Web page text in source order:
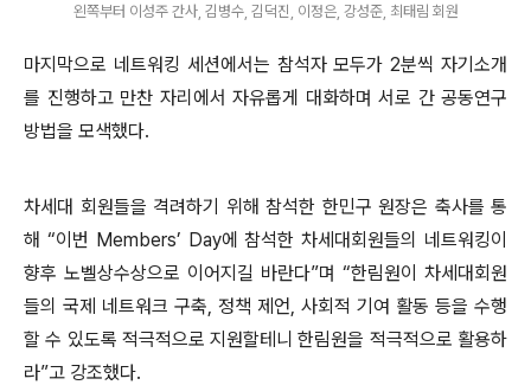
왼쪽부터 이성주 간사, 김병수, 김덕진, 이정은, 강성준, 최태림 회원
마지막으로 네트워킹 세션에서는 참석자 모두가 2분씩 자기소개
를 진행하고 만찬 자리에서 자유롭게 대화하며 서로 간 공동연구
방법을 모색했다.
차세대 회원들을 격려하기 위해 참석한 한민구 원장은 축사를 통
해 “이번 Members’ Day에 참석한 차세대회원들의 네트워킹이
향후 노벨상수상으로 이어지길 바란다”며 “한림원이 차세대회원
들의 국제 네트워크 구축, 정책 제언, 사회적 기여 활동 등을 수행
할 수 있도록 적극적으로 지원할테니 한림원을 적극적으로 활용하
라”고 강조했다.